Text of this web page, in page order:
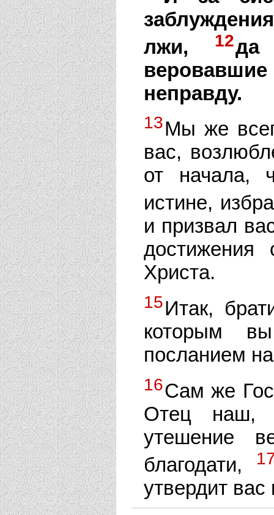
лжи,
12да
неправду.
13Мы же
вас,
от начала,
истине,
и призвал
достижения
Христа.
15Итак,
которым
посланием
16Сам же
Отец наш,
утешение
благодати,
утвердит